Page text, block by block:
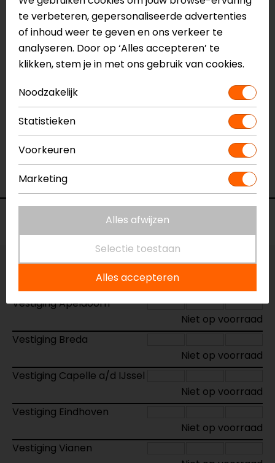
Motorjeans
Model
148147
Merk
REV'IT!
Kleur
Donkerblauw
Certificeringsklasse
Rijstijl
Seizoen
Ventilatie
Luchtdoorlatend textiel
Pasvorm
Vestiging Apeldoorn
Niet op voorraad
Vestiging Breda
Niet op voorraad
Vestiging Capelle a/d IJssel
Niet op voorraad
Vestiging Eindhoven
Niet op voorraad
Vestiging Vianen
te verbeteren, gepersonaliseerde advertenties
of inhoud weer te geven en ons verkeer te
analyseren. Door op ‘Alles accepteren’ te
klikken, stem je in met ons gebruik van cookies.
Noodzakelijk
Statistieken
Voorkeuren
Marketing
Alles afwijzen
Selectie toestaan
Alles accepteren